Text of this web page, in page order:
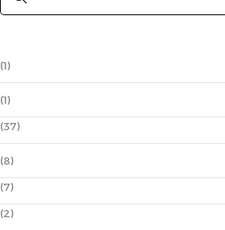
(1)
(1)
(37)
(8)
(7)
(2)